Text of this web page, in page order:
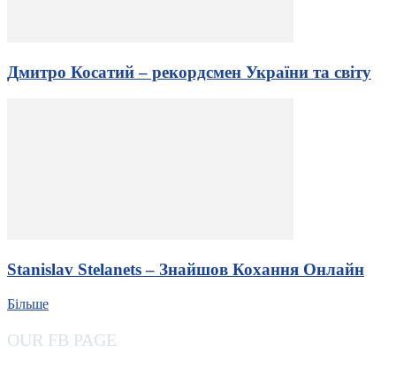
Дмитро Косатий – рекордсмен України та світу
Stanislav Stelanets – Знайшов Кохання Онлайн
Більше
OUR FB PAGE